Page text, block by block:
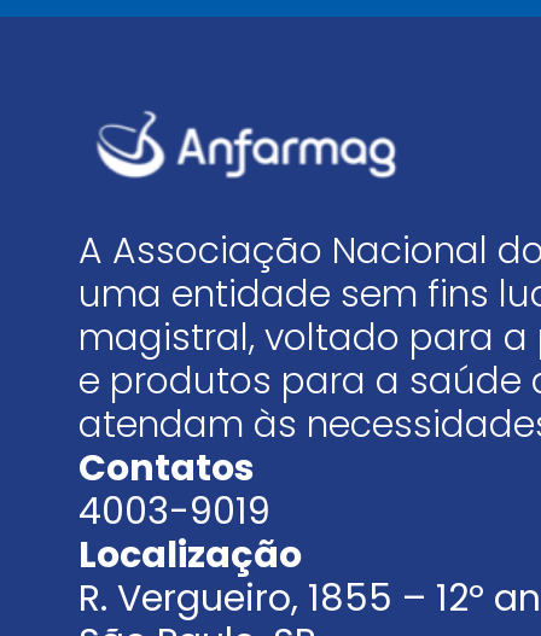
A Associação Nacional
uma entidade sem fins
magistral, voltado para
e produtos para a saúde
atendam às
Contatos
4003-9019
Localização
R. Vergueiro, 1855 – 12º